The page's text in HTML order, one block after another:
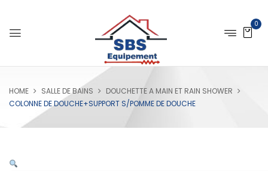
0
HOME SALLE DE BAINS
DOUCHETTE A MAIN ET RAIN SHOWER
COLONNE DE DOUCHE+SUPPORT S/POMME DE DOUCHE